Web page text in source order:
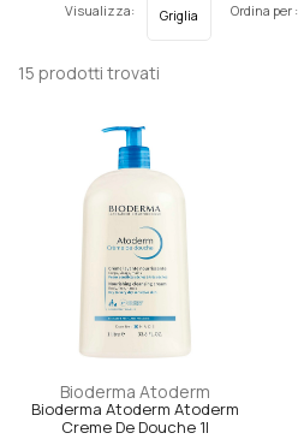
15 prodotti trovati
Visualizza: Ordina per :
Bioderma Atoderm
Bioderma Atoderm Atoderm
Creme De Douche 1l